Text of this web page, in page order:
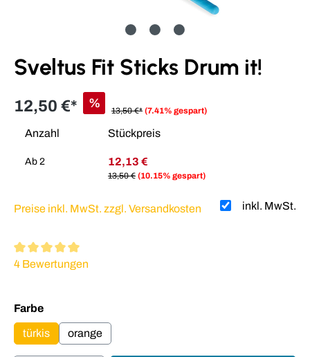
Sveltus Fit Sticks Drum it!
12,50 €* %
13,50 €* (7.41% gespart)
Anzahl Stückpreis
Ab 2 12,13 €
13,50 € (10.15% gespart)
inkl. MwSt.
Preise inkl. MwSt. zzgl. Versandkosten
Durchschnittliche Bewertung von 5 von 5 Sternen
4 Bewertungen
Farbeauswählen
türkis orange